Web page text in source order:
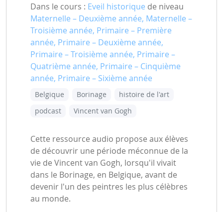
Dans le cours : Eveil historique de niveau
Maternelle – Deuxième année, Maternelle –
Troisième année, Primaire – Première
année, Primaire – Deuxième année,
Primaire – Troisième année, Primaire –
Quatrième année, Primaire – Cinquième
année, Primaire – Sixième année
Belgique Borinage
histoire de l'art
podcast
Vincent van Gogh
Cette ressource audio propose aux élèves
de découvrir une période méconnue de la
vie de Vincent van Gogh, lorsqu'il vivait
dans le Borinage, en Belgique, avant de
devenir l'un des peintres les plus célèbres
au monde.